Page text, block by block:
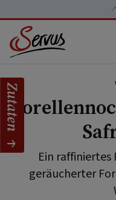
Ein
geräucherter
Zutaten